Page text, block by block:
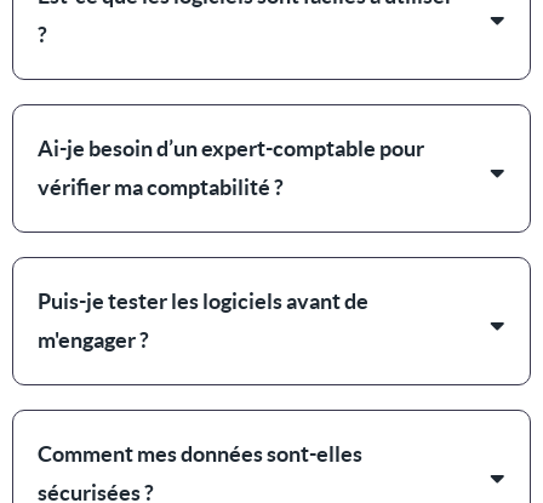
?
Ai-je besoin d’un expert-comptable pour
vérifier ma comptabilité ?
Puis-je tester les logiciels avant de
m'engager ?
Comment mes données sont-elles
sécurisées ?